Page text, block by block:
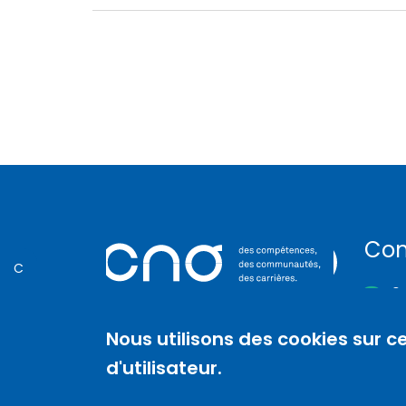
C
Nous utilisons des cookies sur
d'utilisateur.